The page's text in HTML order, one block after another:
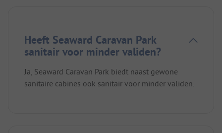
Heeft Seaward Caravan Park
sanitair voor minder validen?
Ja, Seaward Caravan Park biedt naast gewone
sanitaire cabines ook sanitair voor minder validen.